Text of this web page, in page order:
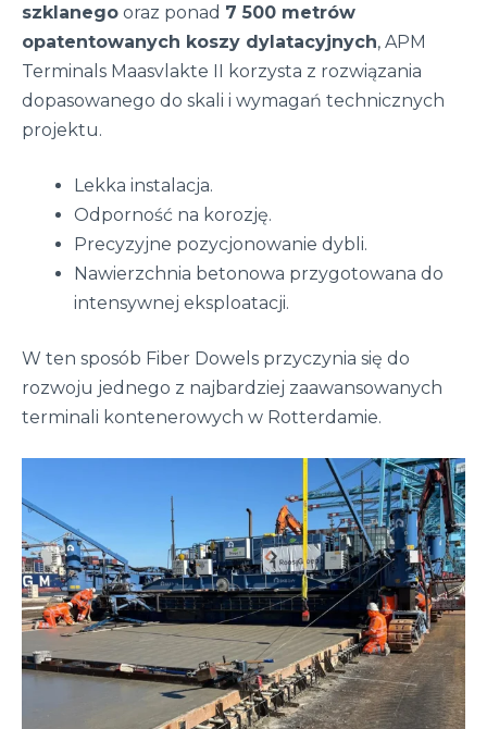
szklanego oraz ponad 7 500 metrów
opatentowanych koszy dylatacyjnych, APM
Terminals Maasvlakte II korzysta z rozwiązania
dopasowanego do skali i wymagań technicznych
projektu.
Lekka instalacja.
Odporność na korozję.
Precyzyjne pozycjonowanie dybli.
Nawierzchnia betonowa przygotowana do
intensywnej eksploatacji.
W ten sposób Fiber Dowels przyczynia się do
rozwoju jednego z najbardziej zaawansowanych
terminali kontenerowych w Rotterdamie.